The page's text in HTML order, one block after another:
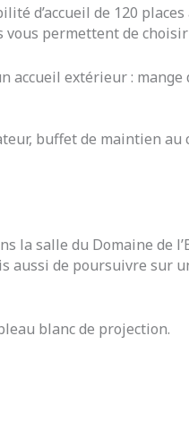
d’accueil de 120 places
vous permettent de
accueil extérieur :
buffet de maintien au
la salle du Domaine de
aussi de poursuivre sur
blanc de projection.